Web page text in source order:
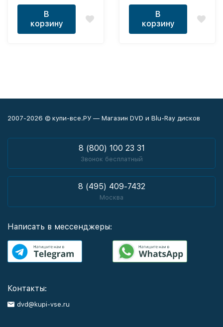
В
корзину
В
корзину
2007-2026 © купи-все.РУ — Магазин DVD и Blu-Ray дисков
8 (800) 100 23 31
Звонок бесплатный
8 (495) 409-7432
Москва
Написать в мессенджеры:
Контакты:
dvd@kupi-vse.ru